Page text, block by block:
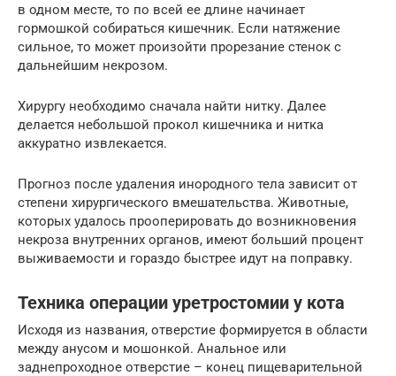
в одном месте, то по всей ее длине начинает
гормошкой собираться кишечник. Если натяжение
сильное, то может произойти прорезание стенок с
дальнейшим некрозом.
Хирургу необходимо сначала найти нитку. Далее
делается небольшой прокол кишечника и нитка
аккуратно извлекается.
Прогноз после удаления инородного тела зависит от
степени хирургического вмешательства. Животные,
которых удалось прооперировать до возникновения
некроза внутренних органов, имеют больший процент
выживаемости и гораздо быстрее идут на поправку.
Техника операции уретростомии у кота
Исходя из названия, отверстие формируется в области
между анусом и мошонкой. Анальное или
заднепроходное отверстие – конец пищеварительной